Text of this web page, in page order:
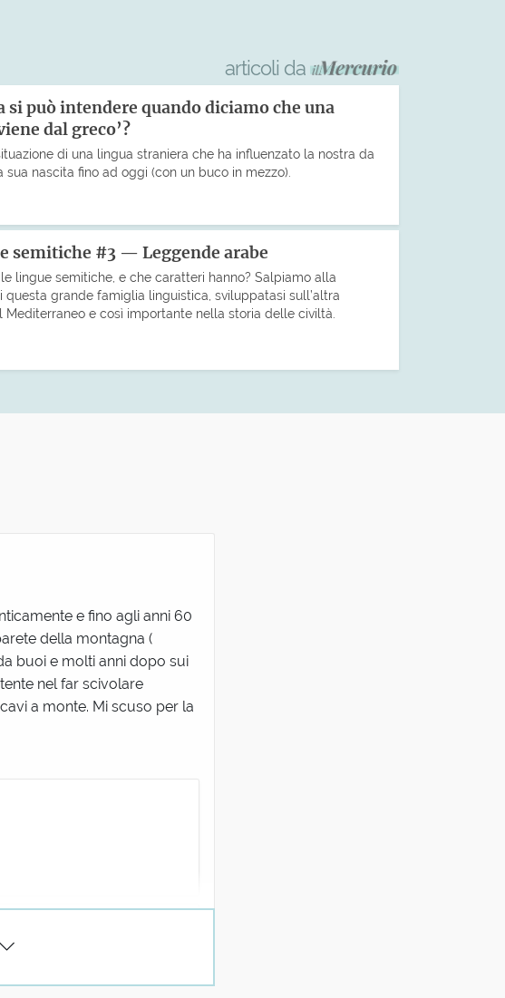
articoli da
si può intendere quando diciamo che una
dal greco’?
di una lingua straniera che ha influenzato la nostra da
sua nascita fino ad oggi (con un buco in mezzo).
semitiche #3 — Leggende arabe
lingue semitiche, e che caratteri hanno? Salpiamo alla
questa grande famiglia linguistica, sviluppatasi sull’altra
Mediterraneo e così importante nella storia delle civiltà.
e fino agli anni 60
della montagna (
buoi e molti anni dopo sui
nel far scivolare
a monte. Mi scuso per la